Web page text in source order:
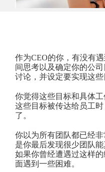
作为CEO的你，有没有
间思考以及确定你的公
讨论，并设定要实现这些
你觉得这些目标和具体
这些目标被传达给员工
了。
你以为所有团队都已经
是你最后发现很少团队
如果你曾经遭遇过这样
面遇到一些困难。